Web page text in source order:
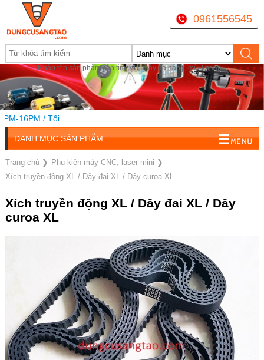
Nhập tên sản phẩm cần tìm, VD: máy đa năng, mũi khoan...
0961556545
16PM / Tối
DANH MỤC SẢN PHẨM
Trang chủ❯ Phụ kiện máy CNC, laser mini ❯
Xích truyền động XL / Dây đai XL / Dây curoa XL
Xích truyền động XL / Dây đai XL / Dây
curoa XL